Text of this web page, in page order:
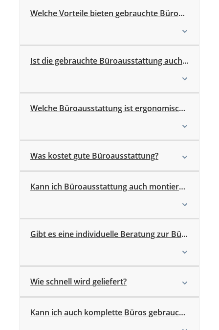
Welche Vorteile bieten gebrauchte Büromöbel?
Ist die gebrauchte Büroausstattung auch ergonomisch?
Welche Büroausstattung ist ergonomisch sinnvoll?
Was kostet gute Büroausstattung?
Kann ich Büroausstattung auch montieren lassen?
Gibt es eine individuelle Beratung zur Büroausstattung?
Wie schnell wird geliefert?
Kann ich auch komplette Büros gebraucht einrichten?